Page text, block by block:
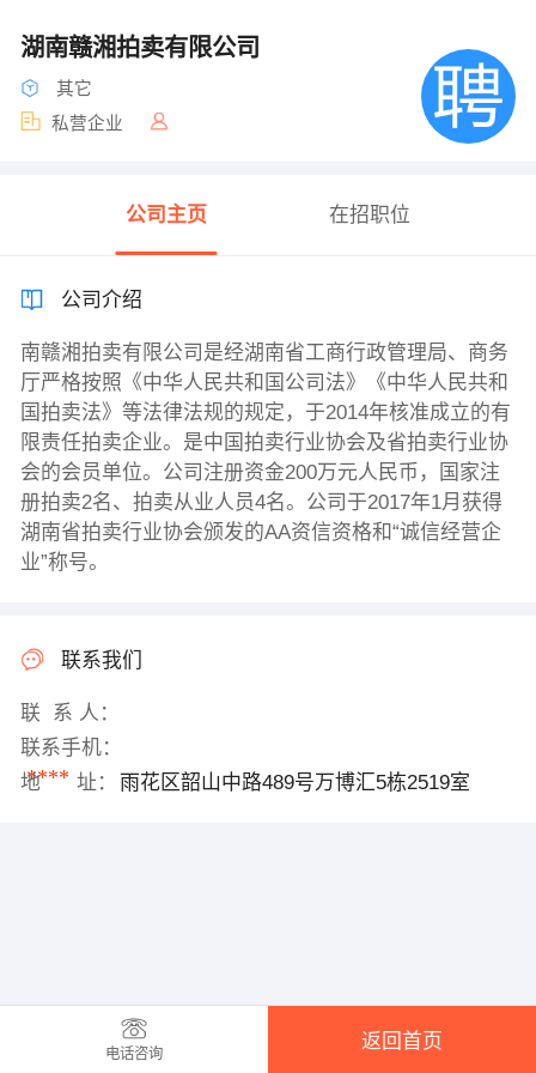
湖南赣湘拍卖有限公司
其它
私营企业
公司主页 在招职位
公司介绍
南赣湘拍卖有限公司是经湖南省工商行政管理局、商务
厅严格按照《中华人民共和国公司法》《中华人民共和
国拍卖法》等法律法规的规定，于2014年核准成立的有
限责任拍卖企业。是中国拍卖行业协会及省拍卖行业协
会的会员单位。公司注册资金200万元人民币，国家注
册拍卖2名、拍卖从业人员4名。公司于2017年1月获得
湖南省拍卖行业协会颁发的AA资信资格和“诚信经营企
业”称号。
联系我们
联 系 人：
联系手机：
****
地 址： 雨花区韶山中路489号万博汇5栋2519室
电话咨询
返回首页